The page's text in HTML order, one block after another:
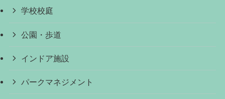
学校校庭
公園・歩道
インドア施設
パークマネジメント